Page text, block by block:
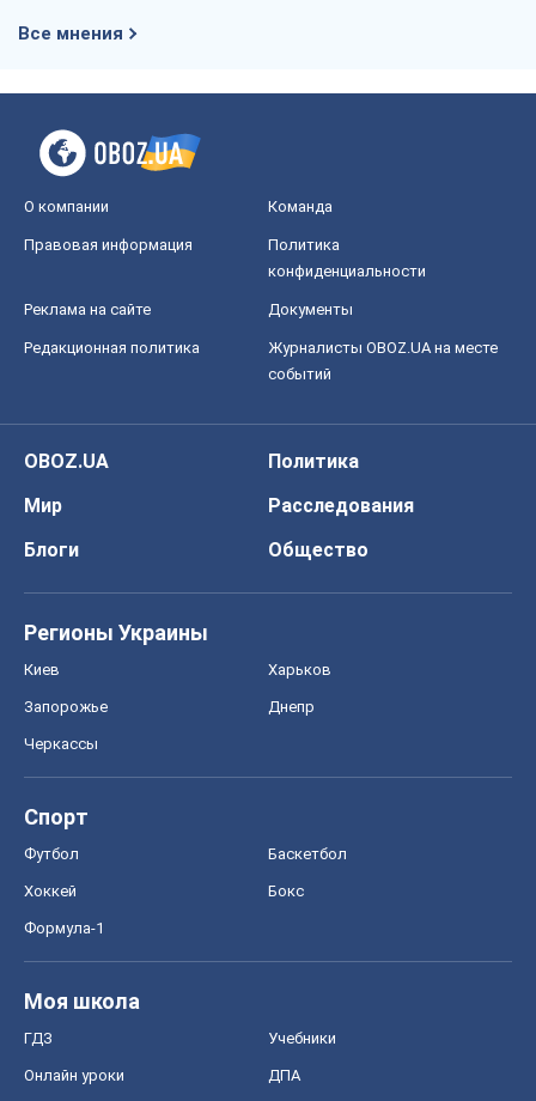
Все мнения
О компании Команда
Правовая информация
Политика
конфиденциальности
Реклама на сайте Документы
Редакционная политика
Журналисты OBOZ.UA на месте
событий
OBOZ.UA
Политика
Мир
Расследования
Блоги
Общество
Регионы Украины
Киев Харьков
Запорожье Днепр
Черкассы
Спорт
Футбол Баскетбол
Хоккей Бокс
Формула-1
Моя школа
ГДЗ Учебники
Онлайн уроки ДПА